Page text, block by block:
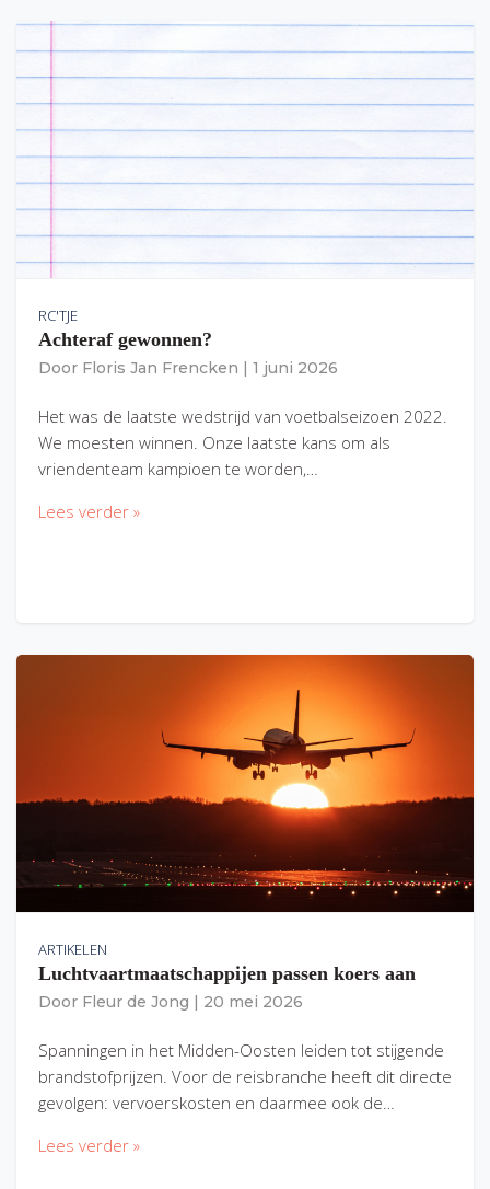
RC'TJE
Achteraf gewonnen?
Door Floris Jan Frencken 1 juni 2026
Het was de laatste wedstrijd van voetbalseizoen 2022.
We moesten winnen. Onze laatste kans om als
vriendenteam kampioen te worden,…
Lees verder »
ARTIKELEN
Luchtvaartmaatschappijen passen koers aan
Door Fleur de Jong 20 mei 2026
Spanningen in het Midden-Oosten leiden tot stijgende
brandstofprijzen. Voor de reisbranche heeft dit directe
gevolgen: vervoerskosten en daarmee ook de…
Lees verder »